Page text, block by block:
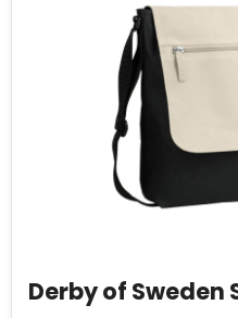
Derby of Sweden